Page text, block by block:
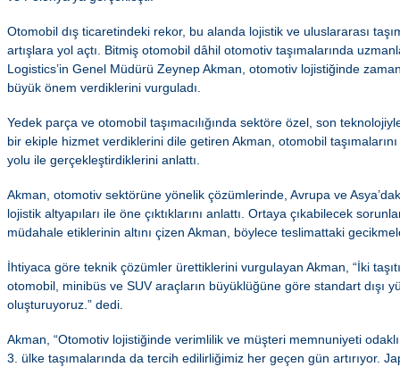
Otomobil dış ticaretindeki rekor, bu alanda lojistik ve uluslararası
artışlara yol açtı. Bitmiş otomobil dâhil otomotiv taşımalarında
Logistics’in Genel Müdürü Zeynep Akman, otomotiv lojistiğinde
büyük önem verdiklerini vurguladı.
Yedek parça ve otomobil taşımacılığında sektöre özel, son
bir ekiple hizmet verdiklerini dile getiren Akman, otomobil
yolu ile gerçekleştirdiklerini anlattı.
Akman, otomotiv sektörüne yönelik çözümlerinde, Avrupa ve
lojistik altyapıları ile öne çıktıklarını anlattı. Ortaya çıkabilecek
müdahale etiklerinin altını çizen Akman, böylece teslimattaki
İhtiyaca göre teknik çözümler ürettiklerini vurgulayan Akman, “İki
otomobil, minibüs ve SUV araçların büyüklüğüne göre standart dışı
oluşturuyoruz.” dedi.
Akman, “Otomotiv lojistiğinde verimlilik ve müşteri memnuniyeti
3. ülke taşımalarında da tercih edilirliğimiz her geçen gün artırıyor.